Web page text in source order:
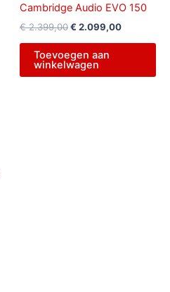
Cambridge Audio EVO 150
€2.399,00€ 2.099,00
Toevoegen aan
winkelwagen